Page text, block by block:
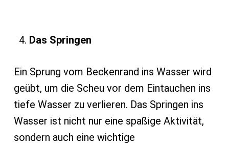
Das Springen
Ein Sprung vom Beckenrand ins Wasser wird
geübt, um die Scheu vor dem Eintauchen ins
tiefe Wasser zu verlieren. Das Springen ins
Wasser ist nicht nur eine spaßige Aktivität,
sondern auch eine wichtige